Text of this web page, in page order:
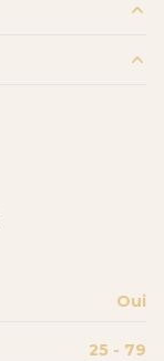
Oui
25 - 79